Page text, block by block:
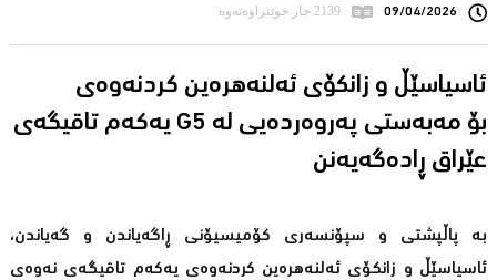
09/04/2026 2139 جار خوێنراوەتەوە
ئاسیاسێڵ و زانکۆی ئەلنەهرەین کردنەوەی
یەکەم تاقیگەی G5 بۆ مەبەستی پەروەردەیی لە
عێراق ڕادەگەیەنن
بە پاڵپشتی و سپۆنسەری کۆمیسیۆنی ڕاگەیاندن و گەیاندن،
ئاسیاسێڵ و زانکۆی ئەلنەهرەین کردنەوەی یەکەم تاقیگەی نەوەی